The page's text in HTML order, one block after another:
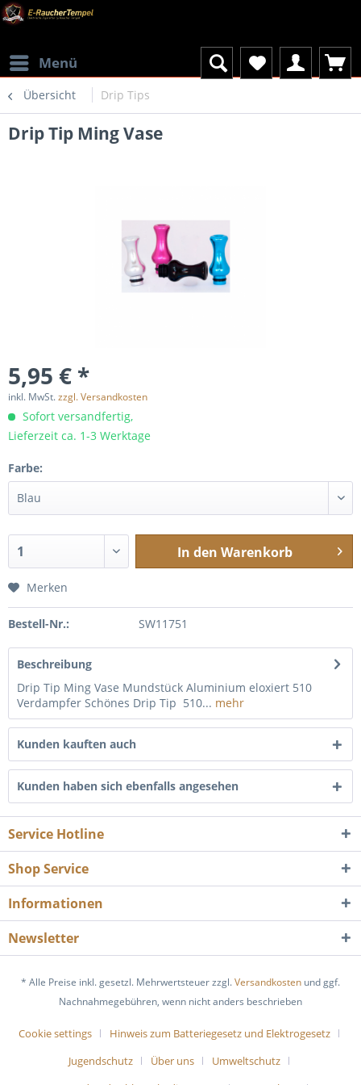
Menü
Übersicht Drip Tips
Drip Tip Ming Vase
5,95 € *
inkl. MwSt.zzgl. Versandkosten
Sofort versandfertig,
Lieferzeit ca. 1-3 Werktage
Farbe:
In den Warenkorb
Merken
Bestell-Nr.: SW11751
Beschreibung
Drip Tip Ming Vase Mundstück Aluminium eloxiert 510
Verdampfer Schönes Drip Tip 510... mehr
Kunden kauften auch
Kunden haben sich ebenfalls angesehen
Service Hotline
Shop Service
Informationen
Newsletter
* Alle Preise inkl. gesetzl. Mehrwertsteuer zzgl.Versandkosten und ggf.
Nachnahmegebühren, wenn nicht anders beschrieben
Cookie settings
Hinweis zum Batteriegesetz und Elektrogesetz
Jugendschutz
Über uns
Umweltschutz